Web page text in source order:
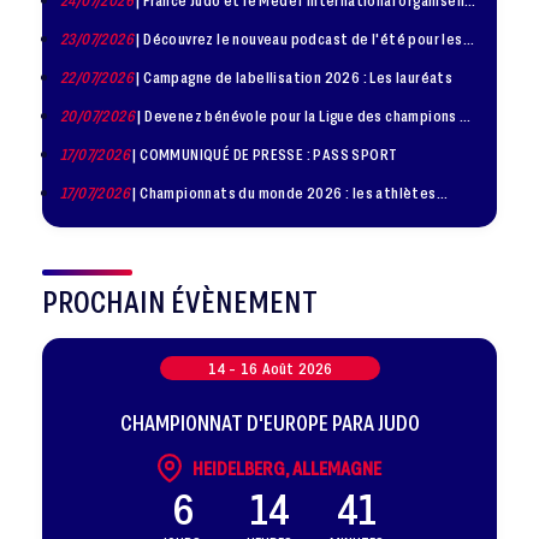
23/07/2026| Découvrez le nouveau podcast de l'été pour les
22/07/2026| Campagne de labellisation 2026 : Les lauréats
20/07/2026| Devenez bénévole pour la Ligue des champions de
17/07/2026| COMMUNIQUÉ DE PRESSE : PASS SPORT
17/07/2026| Championnats du monde 2026 : les athlètes
PROCHAIN ÉVÈNEMENT
14 - 16 Août 2026
CHAMPIONNAT D'EUROPE PARA JUDO
HEIDELBERG, ALLEMAGNE
6 14 41